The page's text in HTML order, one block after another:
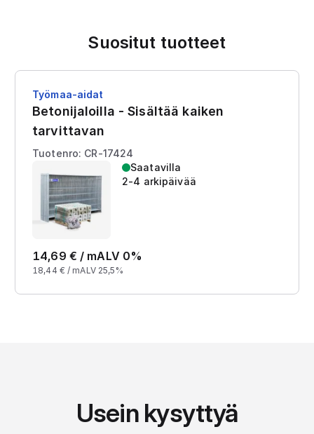
Suositut tuotteet
Työmaa-aidat
Betonijaloilla - Sisältää kaiken
tarvittavan
Tuotenro: CR-17424
Saatavilla
2-4 arkipäivää
14,69 € / mALV 0%
18,44 € / mALV 25,5%
Usein kysyttyä